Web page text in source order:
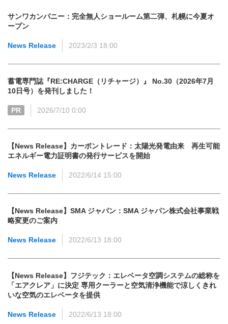
サンワカンパニー：完全無人ショールーム第二弾、札幌に今夏オ
ープン
News Release 2023/2/3 18:00
蓄電専門誌『RE:CHARGE（リチャージ）』 No.30（2026年7月
10日号）を発刊しました！
PR 2026/7/10 0:00
【News Release】カーボントレード：太陽光発電由来 再生可能
エネルギー電力証明書の発行サービスを開始
News Release 2022/6/14 15:00
【News Release】SMA ジャパン：SMA ジャパン株式会社事業戦
略変更のご案内
News Release 2022/6/13 18:00
【News Release】フジテック：エレベータ空調システムの総称を
「エアクレア」に決定 専用クーラーと空気清浄機能で涼しくきれ
いな空気のエレベータを提供
News Release 2022/6/13 18:00